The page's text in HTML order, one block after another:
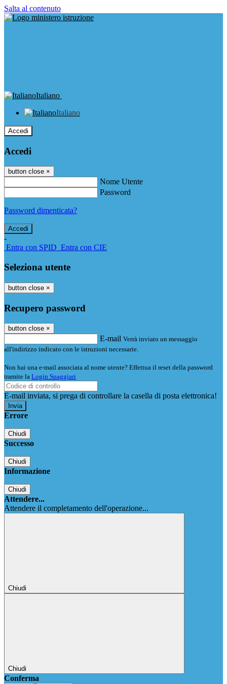
Salta al contenuto
Italiano
Italiano
Accedi
Accedi
button close ×
Nome Utente
Password
Password dimenticata?
-
Entra con SPID Entra con CIE
Seleziona utente
button close ×
Recupero password
button close ×
E-mail Verrà inviato un messaggio
all'indirizzo indicato con le istruzioni necessarie.
Non hai una e-mail associata al nome utente? Effettua il reset della password
tramite la Login Spaggiari
E-mail inviata, si prega di controllare la casella di posta elettronica!
Errore
Chiudi
Successo
Chiudi
Informazione
Chiudi
Attendere...
Attendere il completamento dell'operazione...
Chiudi
Chiudi
Conferma